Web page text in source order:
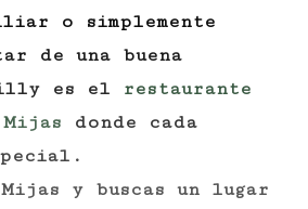
o simplemente
de una buena
es el restaurante
donde cada
y buscas un lugar